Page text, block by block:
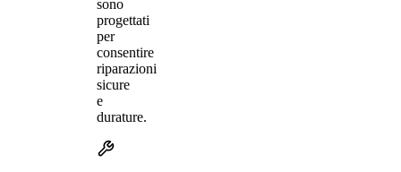
sono
progettati
per
consentire
riparazioni
sicure
e
durature.